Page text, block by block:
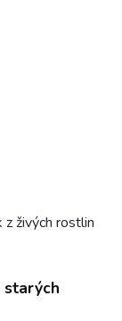
živých rostlin